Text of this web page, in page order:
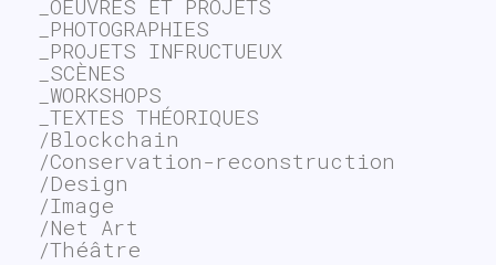
_OEUVRES ET PROJETS
_PHOTOGRAPHIES
_PROJETS INFRUCTUEUX
_SCÈNES
_WORKSHOPS
_TEXTES THÉORIQUES
/Blockchain
/Conservation-reconstruction
/Design
/Image
/Net Art
/Théâtre